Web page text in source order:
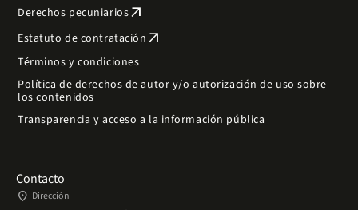
Derechos pecuniariosarrow_outward
Estatuto de contratación arrow_outward
Términos y condiciones
Política de derechos de autor y/o autorización de uso sobre
los contenidos
Transparencia y acceso a la información pública
Contacto
place Dirección